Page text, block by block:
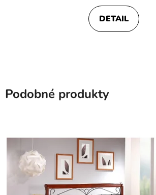
je
5,0
DETAIL
Podobné produkty